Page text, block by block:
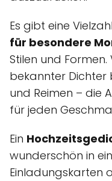
Es gibt eine
für besondere
Stilen und
bekannter Dichter
und Reimen – die
für jeden
Ein
wunderschön in
Einladungskarten